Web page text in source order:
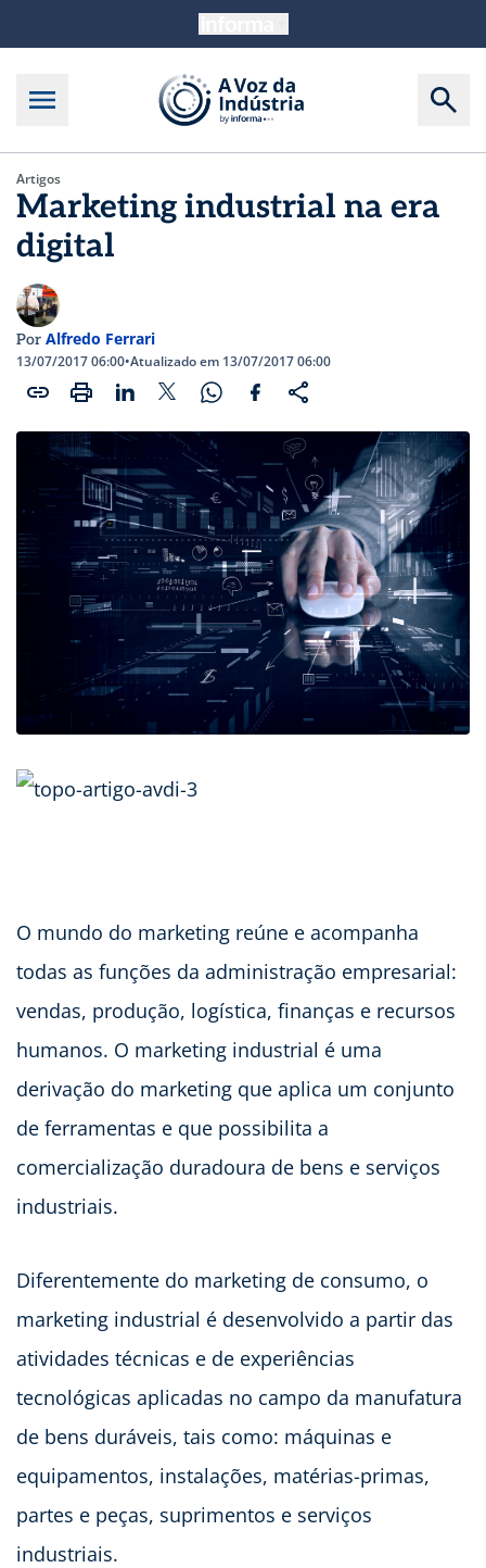
Artigos
Marketing industrial na era
digital
Por Alfredo Ferrari
13/07/2017 06:00•Atualizado em 13/07/2017 06:00
O mundo do marketing reúne e acompanha
todas as funções da administração empresarial:
vendas, produção, logística, finanças e recursos
humanos. O marketing industrial é uma
derivação do marketing que aplica um conjunto
de ferramentas e que possibilita a
comercialização duradoura de bens e serviços
industriais.
Diferentemente do marketing de consumo, o
marketing industrial é desenvolvido a partir das
atividades técnicas e de experiências
tecnológicas aplicadas no campo da manufatura
de bens duráveis, tais como: máquinas e
equipamentos, instalações, matérias-primas,
partes e peças, suprimentos e serviços
industriais.